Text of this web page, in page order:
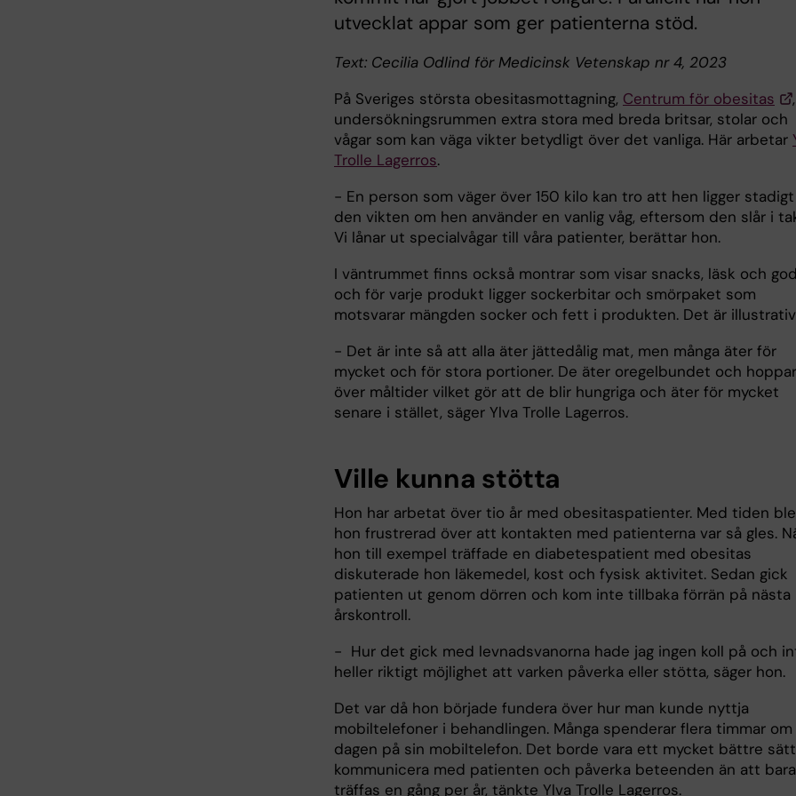
utvecklat appar som ger patienterna stöd.
Text: Cecilia Odlind för Medicinsk Vetenskap nr 4, 2023
På Sveriges största obesitasmottagning, Centrum för obesitas
undersökningsrummen extra stora med breda britsar, stolar och
vågar som kan väga vikter betydligt över det vanliga. Här arbetar
Trolle Lagerros.
- En person som väger över 150 kilo kan tro att hen ligger
den vikten om hen använder en vanlig våg, eftersom den slår i
Vi lånar ut specialvågar till våra patienter, berättar hon.
I väntrummet finns också montrar som visar snacks, läsk och
och för varje produkt ligger sockerbitar och smörpaket som
motsvarar mängden socker och fett i produkten. Det är
- Det är inte så att alla äter jättedålig mat, men många äter för
mycket och för stora portioner. De äter oregelbundet och hoppar
över måltider vilket gör att de blir hungriga och äter för mycket
senare i stället, säger Ylva Trolle Lagerros.
Ville kunna stötta
Hon har arbetat över tio år med obesitaspatienter. Med tiden
hon frustrerad över att kontakten med patienterna var så gles.
hon till exempel träffade en diabetespatient med obesitas
diskuterade hon läkemedel, kost och fysisk aktivitet. Sedan gick
patienten ut genom dörren och kom inte tillbaka förrän på nästa
årskontroll.
- Hur det gick med levnadsvanorna hade jag ingen koll på och
heller riktigt möjlighet att varken påverka eller stötta, säger hon.
Det var då hon började fundera över hur man kunde nyttja
mobiltelefoner i behandlingen. Många spenderar flera timmar om
dagen på sin mobiltelefon. Det borde vara ett mycket bättre
kommunicera med patienten och påverka beteenden än att bara
träffas en gång per år, tänkte Ylva Trolle Lagerros.